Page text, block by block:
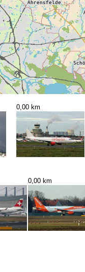
0,00 km
0,00 km